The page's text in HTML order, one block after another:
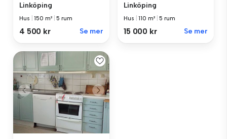
Linköping
Hus |150 m² |5 rum
4 500 kr Se mer
Linköping
Hus |110 m² |5 rum
15 000 kr Se mer